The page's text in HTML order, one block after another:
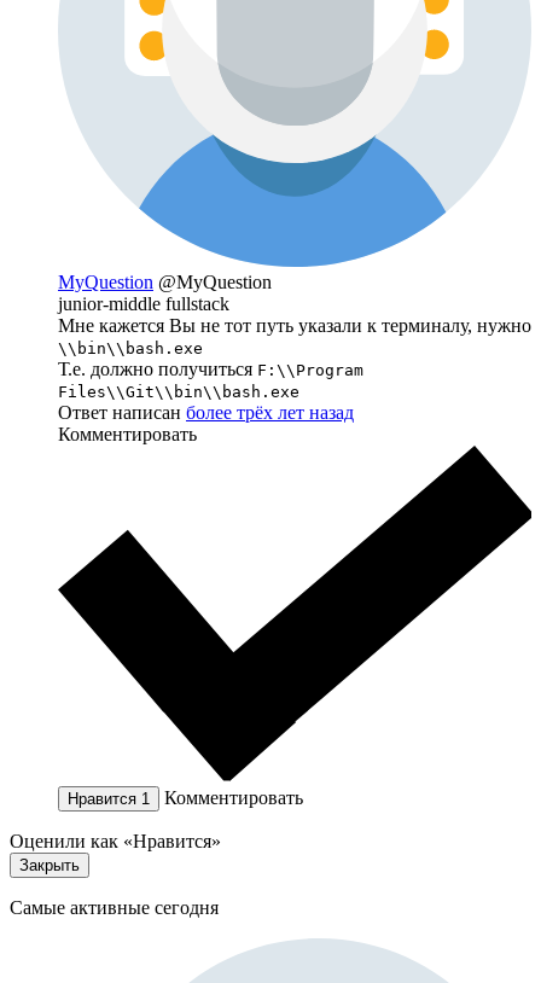
MyQuestion @MyQuestion
junior-middle fullstack
Мне кажется Вы не тот путь указали к терминалу, нужно
\\bin\\bash.exe
Т.е. должно получиться F:\\Program
Files\\Git\\bin\\bash.exe
Ответ написан более трёх лет назад
Комментировать
Нравится 1 Комментировать
Оценили как «Нравится»
Закрыть
Самые активные сегодня